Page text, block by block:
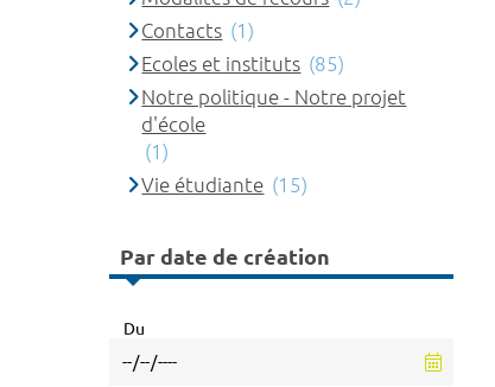
Contacts (1)
Ecoles et instituts (85)
Notre politique - Notre projet
d'école
(1)
Vie étudiante (15)
Par date de création
Du